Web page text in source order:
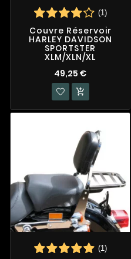
(1)
Couvre Réservoir
HARLEY DAVIDSON
SPORTSTER
XLM/XLN/XL
49,25 €

(1)